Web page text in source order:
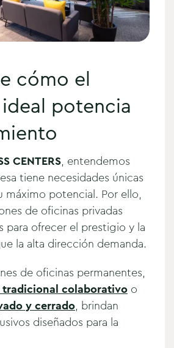
cómo el
potencia
CENTERS, entendemos
tiene necesidades únicas
máximo potencial. Por ello,
de oficinas privadas
para ofrecer el prestigio y la
la alta dirección demanda.
de oficinas permanentes,
tradicional colaborativo o
y cerrado, brindan
diseñados para la